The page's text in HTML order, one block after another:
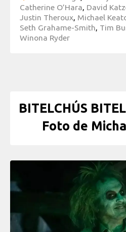
Catherine O’Hara, David
Justin Theroux, Michael
Seth Grahame-Smith, Tim
Winona Ryder
BITELCHÚS
Foto de